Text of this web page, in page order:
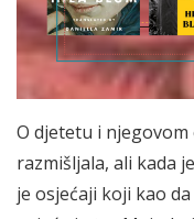
O djetetu i
razmišljala, ali kada
je osjećaji koji kao